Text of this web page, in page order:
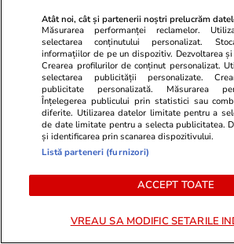
Ulei de perilla – ce este și ce
beneficii are
Cum poate fi consumat
Atât noi, cât și partenerii noștri prelucrăm
Măsurarea performanței reclamelor.
selectarea conținutului personalizat.
informațiilor de pe un dispozitiv. Dezvoltarea
Crearea profilurilor de conținut personalizat.
selectarea publicității personalizate.
publicitate personalizată. Măsurarea
Înțelegerea publicului prin statistici sau
diferite. Utilizarea datelor limitate pentru a
de date limitate pentru a selecta publicitatea.
și identificarea prin scanarea dispozitivului.
Listă parteneri (furnizori)
ACCEPT TOATE
VREAU SA MODIFIC SETARILE